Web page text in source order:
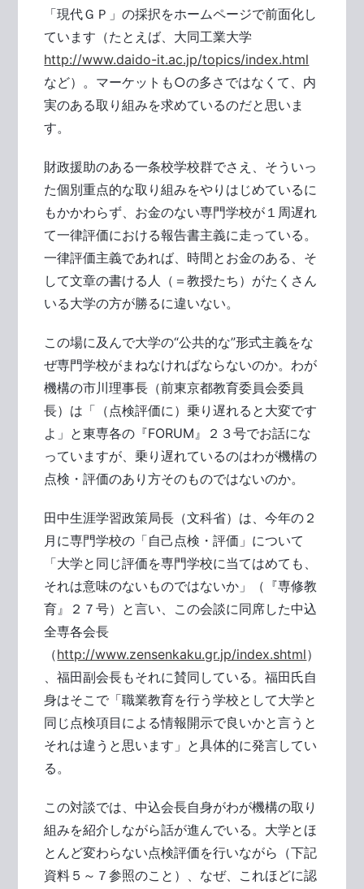
「現代ＧＰ」の採択をホームページで前面化し
ています（たとえば、大同工業大学
http://www.daido-it.ac.jp/topics/index.html
など）。マーケットも○の多さではなくて、内
実のある取り組みを求めているのだと思いま
す。
財政援助のある一条校学校群でさえ、そういっ
た個別重点的な取り組みをやりはじめているに
もかかわらず、お金のない専門学校が１周遅れ
て一律評価における報告書主義に走っている。
一律評価主義であれば、時間とお金のある、そ
して文章の書ける人（＝教授たち）がたくさん
いる大学の方が勝るに違いない。
この場に及んで大学の“公共的な”形式主義をな
ぜ専門学校がまねなければならないのか。わが
機構の市川理事長（前東京都教育委員会委員
長）は「（点検評価に）乗り遅れると大変です
よ」と東専各の『FORUM』２３号でお話にな
っていますが、乗り遅れているのはわが機構の
点検・評価のあり方そのものではないのか。
田中生涯学習政策局長（文科省）は、今年の２
月に専門学校の「自己点検・評価」について
「大学と同じ評価を専門学校に当てはめても、
それは意味のないものではないか」（『専修教
育』２７号）と言い、この会談に同席した中込
全専各会長
（http://www.zensenkaku.gr.jp/index.shtml）
、福田副会長もそれに賛同している。福田氏自
身はそこで「職業教育を行う学校として大学と
同じ点検項目による情報開示で良いかと言うと
それは違うと思います」と具体的に発言してい
る。
この対談では、中込会長自身がわが機構の取り
組みを紹介しながら話が進んでいる。大学とほ
とんど変わらない点検評価を行いながら（下記
資料５～７参照のこと）、なぜ、これほどに認